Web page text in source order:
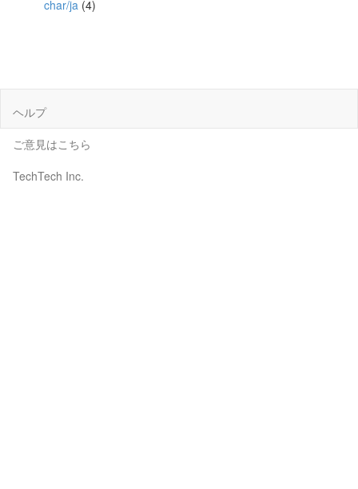
char/ja (4)
ヘルプ
ご意見はこちら
TechTech Inc.